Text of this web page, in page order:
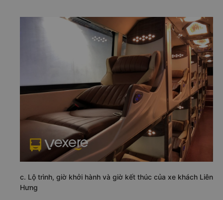
c. Lộ trình, giờ khởi hành và giờ kết thúc của xe khách Liên
Hưng